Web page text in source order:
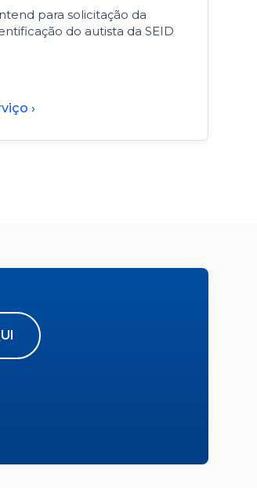
para solicitação da
do autista da SEID
›